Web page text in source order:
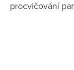
procvičování